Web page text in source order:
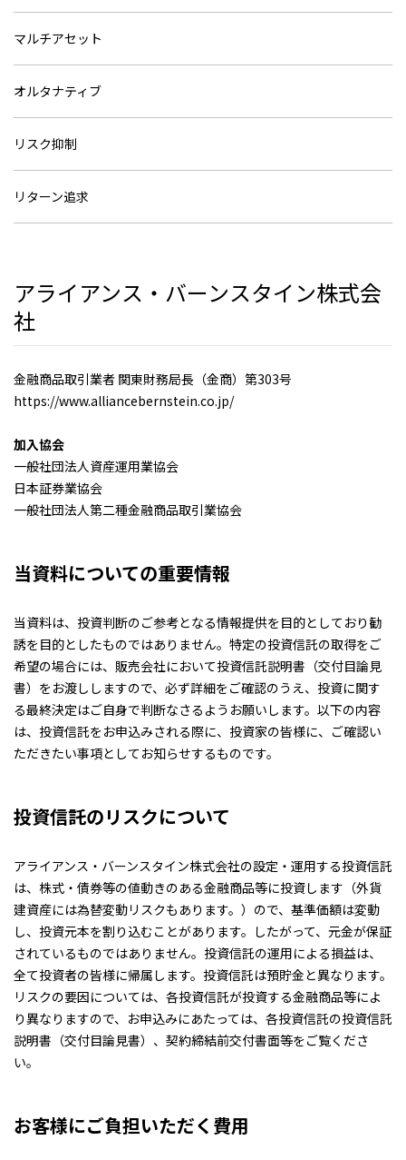
マルチアセット
オルタナティブ
リスク抑制
リターン追求
アライアンス・バーンスタイン株式会
社
金融商品取引業者 関東財務局長（金商）第303号
https://www.alliancebernstein.co.jp/
加入協会
一般社団法人資産運用業協会
日本証券業協会
一般社団法人第二種金融商品取引業協会
当資料についての重要情報
当資料は、投資判断のご参考となる情報提供を目的としており勧
誘を目的としたものではありません。特定の投資信託の取得をご
希望の場合には、販売会社において投資信託説明書（交付目論見
書）をお渡ししますので、必ず詳細をご確認のうえ、投資に関す
る最終決定はご自身で判断なさるようお願いします。以下の内容
は、投資信託をお申込みされる際に、投資家の皆様に、ご確認い
ただきたい事項としてお知らせするものです。
投資信託のリスクについて
アライアンス・バーンスタイン株式会社の設定・運用する投資信託
は、株式・債券等の値動きのある金融商品等に投資します（外貨
建資産には為替変動リスクもあります。）ので、基準価額は変動
し、投資元本を割り込むことがあります。したがって、元金が保証
されているものではありません。投資信託の運用による損益は、
全て投資者の皆様に帰属します。投資信託は預貯金と異なります。
リスクの要因については、各投資信託が投資する金融商品等によ
り異なりますので、お申込みにあたっては、各投資信託の投資信託
説明書（交付目論見書）、契約締結前交付書面等をご覧くださ
い。
お客様にご負担いただく費用